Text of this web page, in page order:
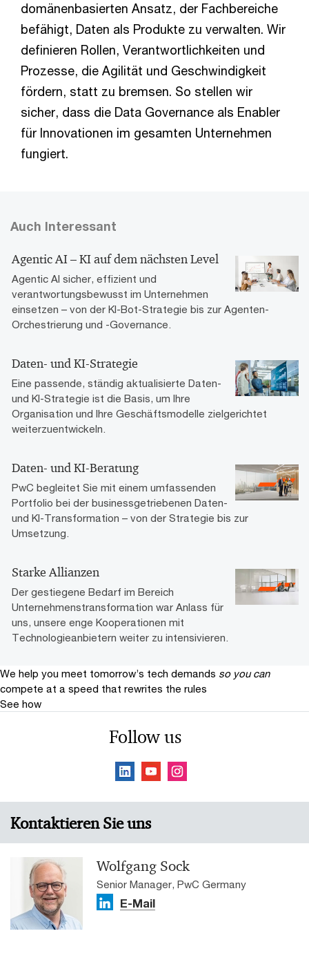
domänenbasierten Ansatz, der Fachbereiche
befähigt, Daten als Produkte zu verwalten. Wir
definieren Rollen, Verantwortlichkeiten und
Prozesse, die Agilität und Geschwindigkeit
fördern, statt zu bremsen. So stellen wir
sicher, dass die Data Governance als Enabler
für Innovationen im gesamten Unternehmen
fungiert.
Auch Interessant
Agentic AI – KI auf dem nächsten Level
Agentic AI sicher, effizient und
verantwortungsbewusst im Unternehmen
einsetzen – von der KI-Bot-Strategie bis zur Agenten-
Orchestrierung und -Governance.
Daten- und KI-Strategie
Eine passende, ständig aktualisierte Daten-
und KI-Strategie ist die Basis, um Ihre
Organisation und Ihre Geschäftsmodelle zielgerichtet
weiterzuentwickeln.
Daten- und KI-Beratung
PwC begleitet Sie mit einem umfassenden
Portfolio bei der businessgetriebenen Daten-
und KI-Transformation – von der Strategie bis zur
Umsetzung.
Starke Allianzen
Der gestiegene Bedarf im Bereich
Unternehmenstransformation war Anlass für
uns, unsere enge Kooperationen mit
Technologieanbietern weiter zu intensivieren.
We help you meet tomorrow’s tech demands so you can
compete at a speed that rewrites the rules
See how
Follow us
Kontaktieren Sie uns
Wolfgang Sock
Senior Manager, PwC Germany
E-Mail